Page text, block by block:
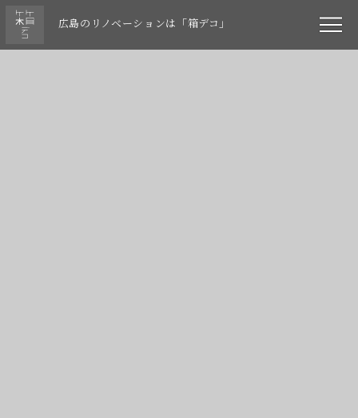
広島のリノベーションは「箱デコ」